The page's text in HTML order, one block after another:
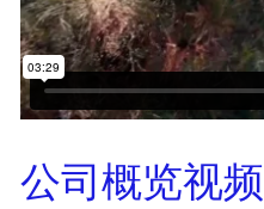
公司概览视频